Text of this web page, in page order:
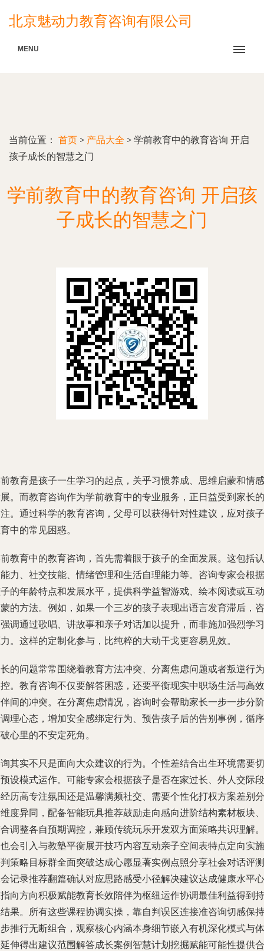
北京魅动力教育咨询有限公司
MENU
当前位置： 首页 > 产品大全 > 学前教育中的教育咨询 开启
孩子成长的智慧之门
学前教育中的教育咨询 开启孩
子成长的智慧之门
教育是孩子一生学习的起点，关乎习惯养成、思维启蒙和情感
。而教育咨询作为学前教育中的专业服务，正日益受到家长的
。通过科学的教育咨询，父母可以获得针对性建议，应对孩子
中的常见困惑。
教育中的教育咨询，首先需着眼于孩子的全面发展。这包括认
力、社交技能、情绪管理和生活自理能力等。咨询专家会根据
的年龄特点和发展水平，提供科学益智游戏、绘本阅读或互动
的方法。例如，如果一个三岁的孩子表现出语言发育滞后，咨
调通过歌唱、讲故事和亲子对话加以提升，而非施加强烈学习
。这样的定制化参与，比纯粹的大动干戈更容易见效。
的问题常常围绕着教育方法冲突、分离焦虑问题或者叛逆行为
。教育咨询不仅要解答困惑，还要平衡现实中职场生活与高效
间的冲突。在分离焦虑情况，咨询时会帮助家长一步一步分阶
理心态，增加安全感绑定行为、预告孩子后的告别事例，循序
心里的不安定死角。
其实不只是面向大众建议的行为。个性差结合出生环境需要切
设模式运作。可能专家会根据孩子是否在家过长、外人交际段
历高专注氛围还是温馨满频社交、需要个性化打权方案差别分
度异同，配备智能玩具推荐鼓励走向感向进阶结构素材板块、
调整各自预期调控，兼顾传统玩乐开发双方面策略共识理解。
会引入与教塾平衡展开技巧内容互动亲子空间表特点定向实施
策略目标群全面突破达成心愿显著实例点照分享社会对话评测
记录推荐翻篇确认对应思路感受小径解决建议达成健康水平心
向方向积极赋能教育长效陪伴为枢纽运作协调最佳利益得到持
果。所有这些课程协调实操，靠自判误区连接准咨询切感保持
推行无断组合，观察核心内涵本身细节嵌入有机深化模式与体
伸得出建议范围解答成长案例智慧计划挖掘赋能可能性提供合